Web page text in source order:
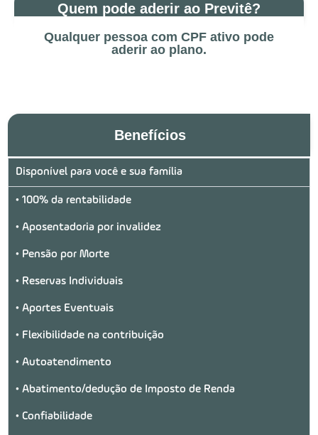
Quem pode aderir ao Previtê?
Qualquer pessoa com CPF ativo pode
aderir ao plano.
Benefícios
Disponível para você e sua família
• 100% da rentabilidade
• Aposentadoria por invalidez
• Pensão por Morte
• Reservas Individuais
• Aportes Eventuais
• Flexibilidade na contribuição
• Autoatendimento
• Abatimento/dedução de Imposto de Renda
• Confiabilidade